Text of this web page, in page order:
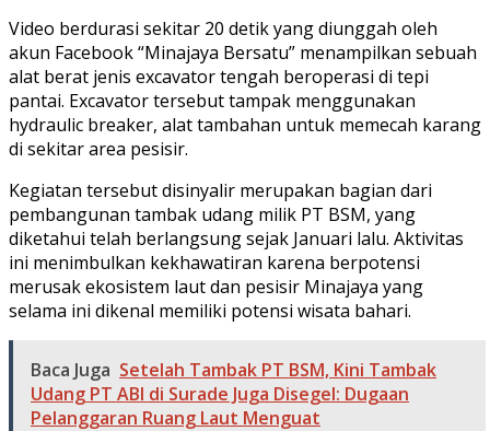
Video berdurasi sekitar 20 detik yang diunggah oleh
akun Facebook “Minajaya Bersatu” menampilkan sebuah
alat berat jenis excavator tengah beroperasi di tepi
pantai. Excavator tersebut tampak menggunakan
hydraulic breaker, alat tambahan untuk memecah karang
di sekitar area pesisir.
Kegiatan tersebut disinyalir merupakan bagian dari
pembangunan tambak udang milik PT BSM, yang
diketahui telah berlangsung sejak Januari lalu. Aktivitas
ini menimbulkan kekhawatiran karena berpotensi
merusak ekosistem laut dan pesisir Minajaya yang
selama ini dikenal memiliki potensi wisata bahari.
Baca Juga Setelah Tambak PT BSM, Kini Tambak
Udang PT ABI di Surade Juga Disegel: Dugaan
Pelanggaran Ruang Laut Menguat